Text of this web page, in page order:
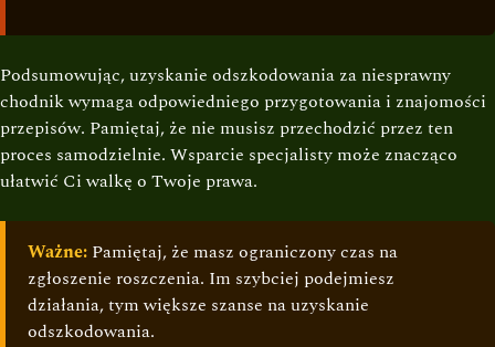
Podsumowując, uzyskanie odszkodowania za niesprawny
chodnik wymaga odpowiedniego przygotowania i znajomości
przepisów. Pamiętaj, że nie musisz przechodzić przez ten
proces samodzielnie. Wsparcie specjalisty może znacząco
ułatwić Ci walkę o Twoje prawa.
Ważne: Pamiętaj, że masz ograniczony czas na
zgłoszenie roszczenia. Im szybciej podejmiesz
działania, tym większe szanse na uzyskanie
odszkodowania.